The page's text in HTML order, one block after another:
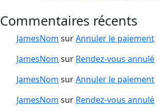
Commentaires récents
JamesNom surAnnuler le paiement
JamesNom sur Rendez-vous annulé
JamesNom surAnnuler le paiement
JamesNom sur Rendez-vous annulé